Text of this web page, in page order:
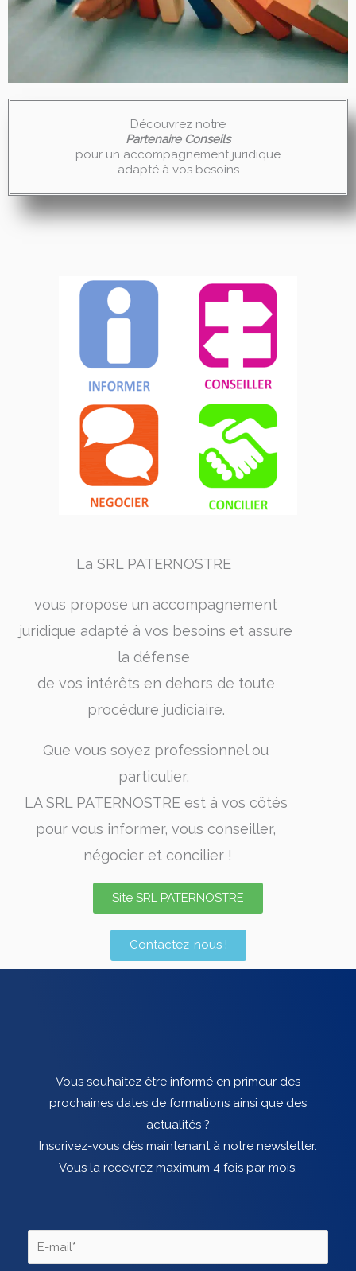
Découvrez notre
Partenaire Conseils
pour un accompagnement juridique
adapté à vos besoins
La SRL PATERNOSTRE
vous propose un accompagnement
juridique adapté à vos besoins et assure
la défense
de vos intérêts en dehors de toute
procédure judiciaire.
Que vous soyez professionnel ou
particulier,
LA SRL PATERNOSTRE est à vos côtés
pour vous informer, vous conseiller,
négocier et concilier !
Site SRL PATERNOSTRE
Contactez-nous !
Vous souhaitez être informé en primeur des
prochaines dates de formations ainsi que des
actualités ?
Inscrivez-vous dès maintenant à notre newsletter.
Vous la recevrez maximum 4 fois par mois.